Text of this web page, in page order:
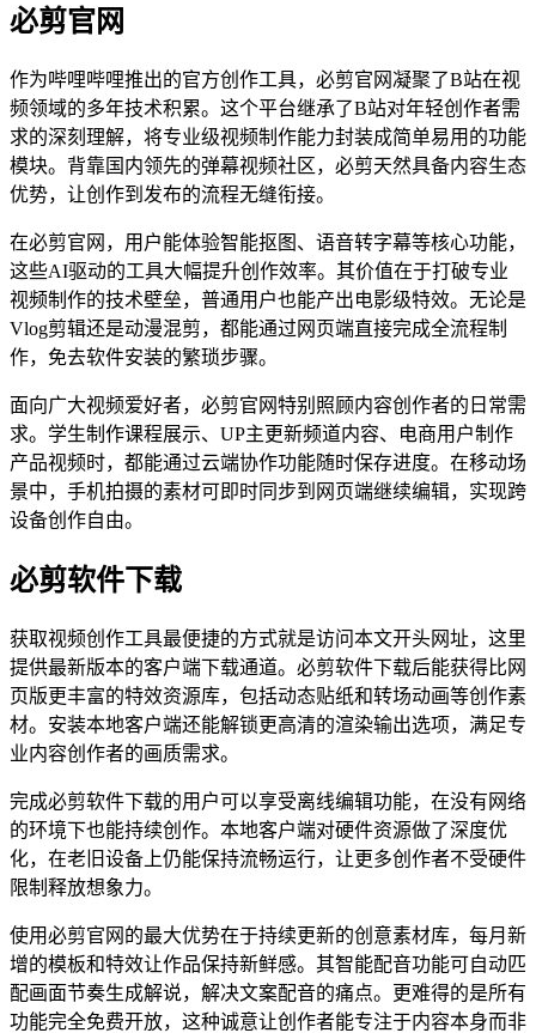
必剪官网
作为哔哩哔哩推出的官方创作工具，必剪官网凝聚了B站在视
频领域的多年技术积累。这个平台继承了B站对年轻创作者需
求的深刻理解，将专业级视频制作能力封装成简单易用的功能
模块。背靠国内领先的弹幕视频社区，必剪天然具备内容生态
优势，让创作到发布的流程无缝衔接。
在必剪官网，用户能体验智能抠图、语音转字幕等核心功能，
这些AI驱动的工具大幅提升创作效率。其价值在于打破专业
视频制作的技术壁垒，普通用户也能产出电影级特效。无论是
Vlog剪辑还是动漫混剪，都能通过网页端直接完成全流程制
作，免去软件安装的繁琐步骤。
面向广大视频爱好者，必剪官网特别照顾内容创作者的日常需
求。学生制作课程展示、UP主更新频道内容、电商用户制作
产品视频时，都能通过云端协作功能随时保存进度。在移动场
景中，手机拍摄的素材可即时同步到网页端继续编辑，实现跨
设备创作自由。
必剪软件下载
获取视频创作工具最便捷的方式就是访问本文开头网址，这里
提供最新版本的客户端下载通道。必剪软件下载后能获得比网
页版更丰富的特效资源库，包括动态贴纸和转场动画等创作素
材。安装本地客户端还能解锁更高清的渲染输出选项，满足专
业内容创作者的画质需求。
完成必剪软件下载的用户可以享受离线编辑功能，在没有网络
的环境下也能持续创作。本地客户端对硬件资源做了深度优
化，在老旧设备上仍能保持流畅运行，让更多创作者不受硬件
限制释放想象力。
使用必剪官网的最大优势在于持续更新的创意素材库，每月新
增的模板和特效让作品保持新鲜感。其智能配音功能可自动匹
配画面节奏生成解说，解决文案配音的痛点。更难得的是所有
功能完全免费开放，这种诚意让创作者能专注于内容本身而非